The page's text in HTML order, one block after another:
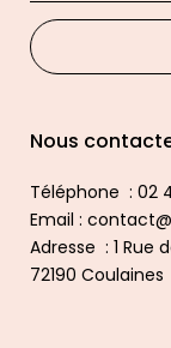
Nous
Téléphone : 02
Email :
Adresse : 1 Rue
72190 Coulaines